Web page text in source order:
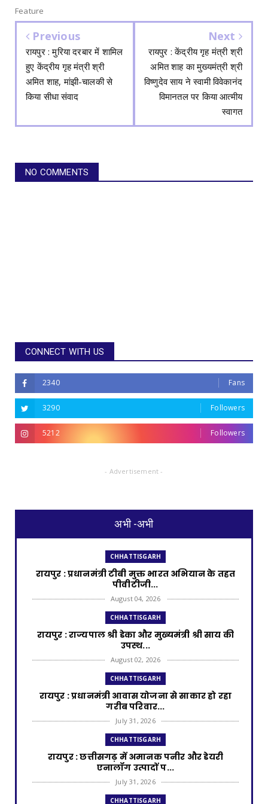
Feature
Previous
रायपुर : मुरिया दरबार में शामिल
हुए केंद्रीय गृह मंत्री श्री
अमित शाह, मांझी-चालकी से
किया सीधा संवाद
Next
रायपुर : केंद्रीय गृह मंत्री श्री
अमित शाह का मुख्यमंत्री श्री
विष्णुदेव साय ने स्वामी विवेकानंद
विमानतल पर किया आत्मीय
स्वागत
NO COMMENTS
CONNECT WITH US
2340 Fans
3290 Followers
5212 Followers
- Advertisement -
अभी -अभी
CHHATTISGARH
रायपुर : प्रधानमंत्री टीबी मुक्त भारत अभियान के तहत
पीवीटीजी...
August 04, 2026
CHHATTISGARH
रायपुर : राज्यपाल श्री डेका और मुख्यमंत्री श्री साय की
उपस्थ...
August 02, 2026
CHHATTISGARH
रायपुर : प्रधानमंत्री आवास योजना से साकार हो रहा
गरीब परिवार...
July 31, 2026
CHHATTISGARH
रायपुर : छत्तीसगढ़ में अमानक पनीर और डेयरी
एनालॉग उत्पादों प...
July 31, 2026
CHHATTISGARH